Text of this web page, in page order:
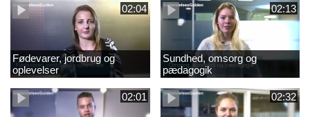
02:04
Fødevarer, jordbrug og
oplevelser
02:13
Sundhed, omsorg og
pædagogik
02:01 02:32